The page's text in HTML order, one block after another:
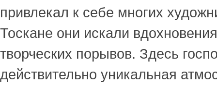
привлекал к себе многих
Тоскане они искали
творческих порывов. Здесь
действительно уникальная